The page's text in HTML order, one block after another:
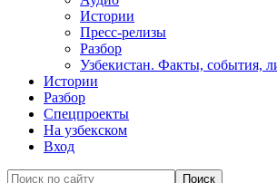
Истории
Пресс-релизы
Разбор
Узбекистан. Факты, события,
Истории
Разбор
Спецпроекты
На узбекском
Вход